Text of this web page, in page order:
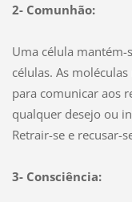
2- Comunhão:
Uma célula
células. As
para comunicar aos
qualquer desejo ou
Retrair-se e recusar-
3- Consciência: